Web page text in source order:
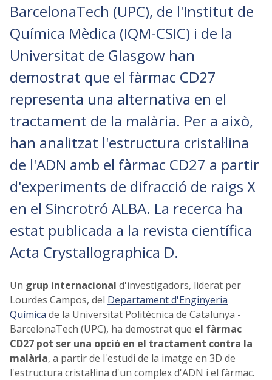
BarcelonaTech (UPC), de l'Institut de
Química Mèdica (IQM-CSIC) i de la
Universitat de Glasgow han
demostrat que el fàrmac CD27
representa una alternativa en el
tractament de la malària. Per a això,
han analitzat l'estructura cristal·lina
de l'ADN amb el fàrmac CD27 a partir
d'experiments de difracció de raigs X
en el Sincrotró ALBA. La recerca ha
estat publicada a la revista científica
Acta Crystallographica D.
Un grup internacional d'investigadors, liderat per
Lourdes Campos, del Departament d'Enginyeria
Química de la Universitat Politècnica de Catalunya -
BarcelonaTech (UPC), ha demostrat que el fàrmac
CD27 pot ser una opció en el tractament contra la
malària, a partir de l'estudi de la imatge en 3D de
l'estructura cristal·lina d'un complex d'ADN i el fàrmac.